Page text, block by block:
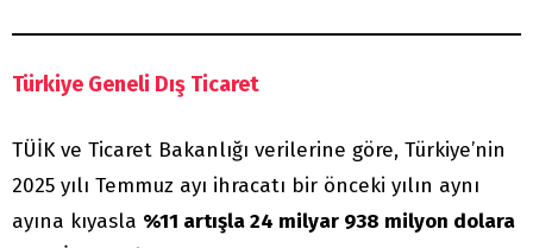
Türkiye Geneli Dış Ticaret
TÜİK ve Ticaret Bakanlığı verilerine göre, Türkiye’nin
2025 yılı Temmuz ayı ihracatı bir önceki yılın aynı
ayına kıyasla %11 artışla 24 milyar 938 milyon dolara